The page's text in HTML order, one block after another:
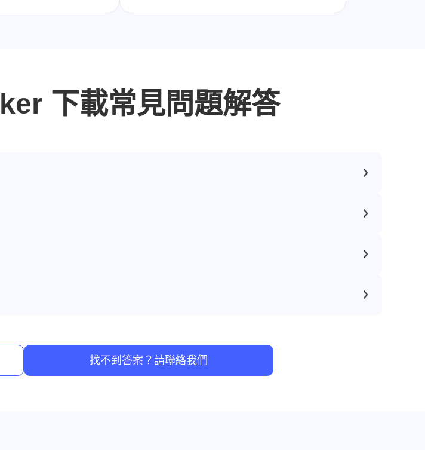
下載常見問題解答
找不到答案？請聯絡我們